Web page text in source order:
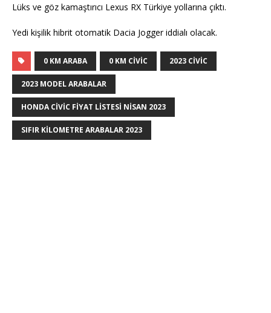
Lüks ve göz kamaştırıcı Lexus RX Türkiye yollarına çıktı.
Yedi kişilik hibrit otomatik Dacia Jogger iddialı olacak.
0 KM ARABA 0 KM CIVIC 2023 CIVIC
2023 MODEL ARABALAR
HONDA CIVIC FIYAT LISTESI NISAN 2023
SIFIR KILOMETRE ARABALAR 2023